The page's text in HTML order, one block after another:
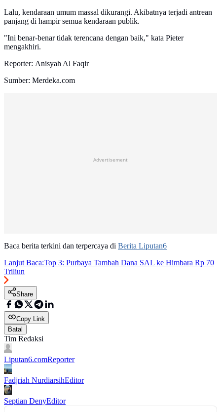
Lalu, kendaraan umum massal dikurangi. Akibatnya terjadi antrean
panjang di hampir semua kendaraan publik.
"Ini benar-benar tidak terencana dengan baik," kata Pieter
mengakhiri.
Reporter: Anisyah Al Faqir
Sumber: Merdeka.com
Advertisement
Baca berita terkini dan terpercaya di Berita Liputan6
Lanjut Baca:Top 3: Purbaya Tambah Dana SAL ke Himbara Rp 70
Triliun
Share
Copy Link
Batal
Tim Redaksi
Liputan6.comReporter
Fadjriah NurdiarsihEditor
Septian DenyEditor